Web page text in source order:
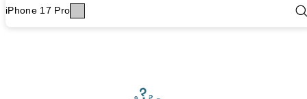
iPhone 17 Pro